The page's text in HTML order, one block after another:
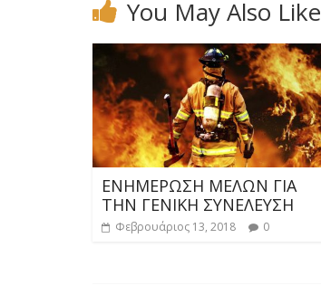
You May Also Like
ΕΝΗΜΕΡΩΣΗ ΜΕΛΩΝ ΓΙΑ
ΤΗΝ ΓΕΝΙΚΗ ΣΥΝΕΛΕΥΣΗ
Φεβρουάριος 13, 2018 0